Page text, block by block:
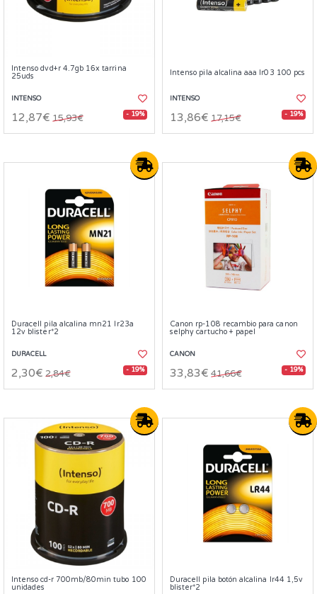
Intenso dvd+r 4.7gb 16x tarrina
25uds
INTENSO
12,87€ 15,93€ - 19%
Intenso pila alcalina aaa lr03 100 pcs
INTENSO
13,86€ 17,15€ - 19%
Duracell pila alcalina mn21 lr23a
12v blister*2
DURACELL
2,30€ 2,84€ - 19%
Canon rp-108 recambio para canon
selphy cartucho + papel
CANON
33,83€ 41,66€ - 19%
Intenso cd-r 700mb/80min tubo 100
unidades
Duracell pila botón alcalina lr44 1,5v
blister*2